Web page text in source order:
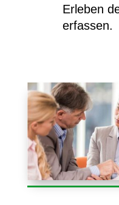
Erleben
erfassen.